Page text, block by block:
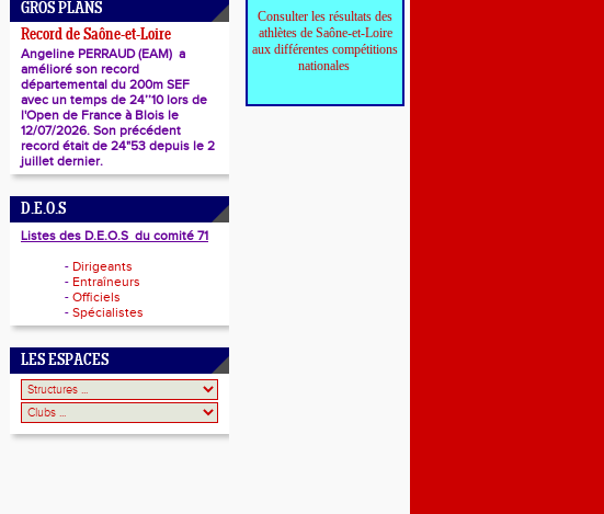
GROS PLANS
Record de Saône-et-Loire
Angeline PERRAUD (EAM) a
amélioré son record
départemental du 200m SEF
avec un temps de 24’’10 lors de
l'Open de France à Blois le
12/07/2026. Son précédent
record était de 24"53 depuis le 2
juillet dernier.
D.E.O.S
Listes des D.E.O.S du comité 71
- Dirigeants
- Entraîneurs
- Officiels
- Spécialistes
LES ESPACES
Consulter les résultats des
athlètes de Saône-et-Loire
aux différentes compétitions
nationales